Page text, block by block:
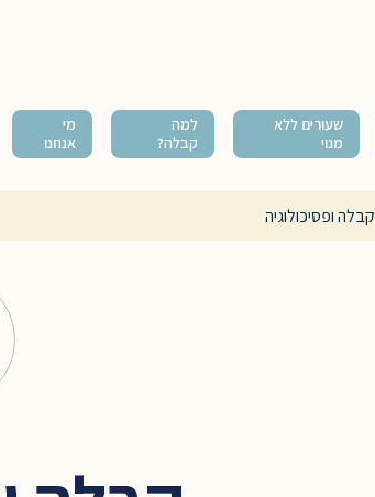
שעורים ללא
מנוי
למה
קבלה?
מי
אנחנו
קבלה ופסיכולוגיה